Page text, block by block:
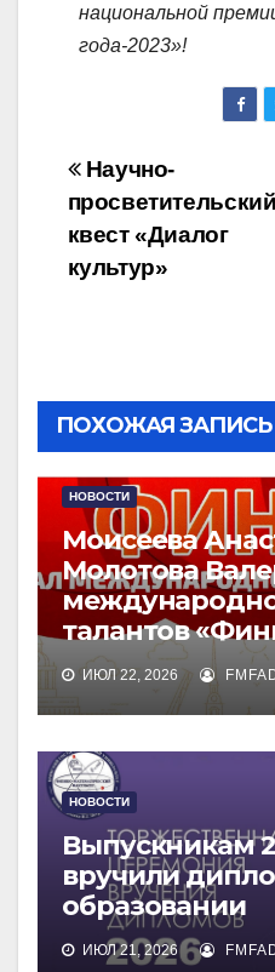
национальной
года-2023»!
по
записям
Научно-
квест «Диалог
культур»
ПОХОЖАЯ ЗАПИСЬ
НОВОСТИ
Моисеева
Молотова
талантов
ИЮЛ 22, 2026
НОВОСТИ
Выпускникам
вручили
образовании
ИЮЛ 21, 2026